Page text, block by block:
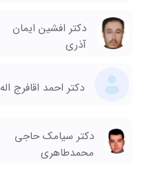
دکتر افشین ایمان
آذری
دکتر احمد اقافرج اله
دکتر سیامک حاجی
محمدطاهری